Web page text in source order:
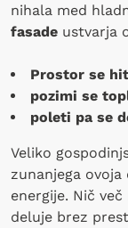
nihala med
fasade ustvarja
Prostor se
pozimi se
poleti pa se
Veliko
zunanjega
energije. Nič
deluje brez